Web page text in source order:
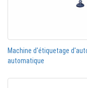
Machine d'étiquetage
automatique